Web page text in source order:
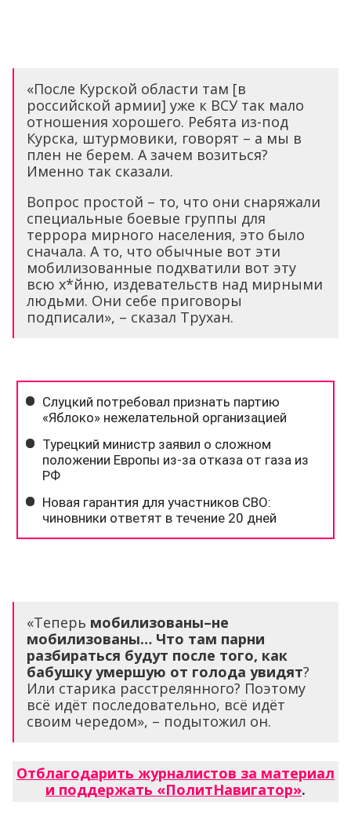
«После Курской области там [в
российской армии] уже к ВСУ так мало
отношения хорошего. Ребята из-под
Курска, штурмовики, говорят – а мы в
плен не берем. А зачем возиться?
Именно так сказали.
Вопрос простой – то, что они снаряжали
специальные боевые группы для
террора мирного населения, это было
сначала. А то, что обычные вот эти
мобилизованные подхватили вот эту
всю х*йню, издевательств над мирными
людьми. Они себе приговоры
подписали», – сказал Трухан.
«Теперь мобилизованы–не
мобилизованы… Что там парни
разбираться будут после того, как
бабушку умершую от голода увидят?
Или старика расстрелянного? Поэтому
всё идёт последовательно, всё идёт
своим чередом», – подытожил он.
Отблагодарить журналистов за материал
и поддержать «ПолитНавигатор».